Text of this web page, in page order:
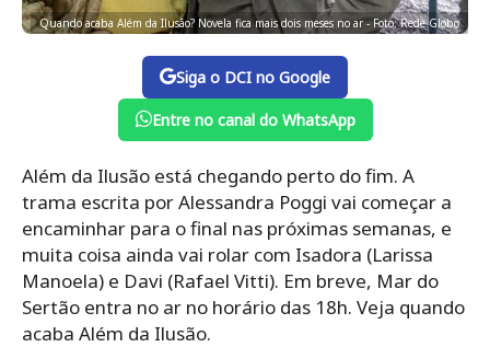
Quando acaba Além da Ilusão? Novela fica mais dois meses no ar - Foto: Rede Globo
Siga o DCI no Google
Entre no canal do WhatsApp
Além da Ilusão está chegando perto do fim. A
trama escrita por Alessandra Poggi vai começar a
encaminhar para o final nas próximas semanas, e
muita coisa ainda vai rolar com Isadora (Larissa
Manoela) e Davi (Rafael Vitti). Em breve, Mar do
Sertão entra no ar no horário das 18h. Veja quando
acaba Além da Ilusão.